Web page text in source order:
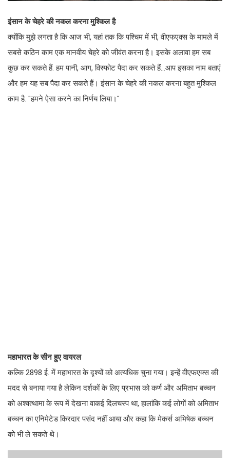
इंसान के चेहरे की नकल करना मुश्किल है
क्योंकि मुझे लगता है कि आज भी, यहां तक ​​कि पश्चिम में भी, वीएफएक्स के मामले में
सबसे कठिन काम एक मानवीय चेहरे को जीवंत करना है। इसके अलावा हम सब
कुछ कर सकते हैं. हम पानी, आग, विस्फोट पैदा कर सकते हैं...आप इसका नाम बताएं
और हम यह सब पैदा कर सकते हैं। इंसान के चेहरे की नकल करना बहुत मुश्किल
काम है. "हमने ऐसा करने का निर्णय लिया।"
महाभारत के सीन हुए वायरल
कल्कि 2898 ई. में महाभारत के दृश्यों को अत्यधिक चुना गया। इन्हें वीएफएक्स की
मदद से बनाया गया है लेकिन दर्शकों के लिए प्रभास को कर्ण और अमिताभ बच्चन
को अश्वत्थामा के रूप में देखना वाकई दिलचस्प था, हालांकि कई लोगों को अमिताभ
बच्चन का एनिमेटेड किरदार पसंद नहीं आया और कहा कि मेकर्स अभिषेक बच्चन
को भी ले सकते थे।